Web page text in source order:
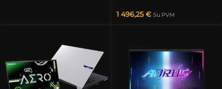
1 496,25 € Su PVM